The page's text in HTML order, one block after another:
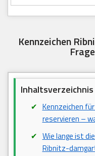
Kennzeichen
Inhaltsverzeichnis
Kennzeichen
reservieren –
Wie lange ist
Ribnitz-